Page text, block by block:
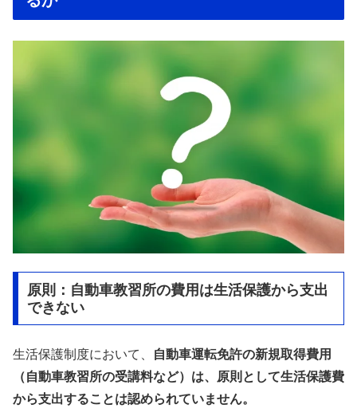
原則：自動車教習所の費用は生活保護から支出
できない
生活保護制度において、
自動車運転免許の新規取得費用
（自動車教習所の受講料など）は、原則として生活保護費
から支出することは認められていません。